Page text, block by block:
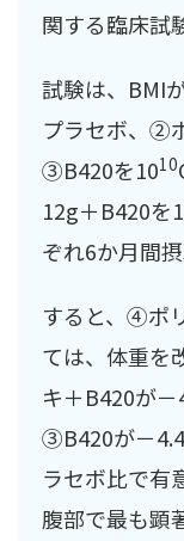
関する臨床試
試験は、BMI
プラセボ、②
③B420を1010
12g＋B420を
ぞれ6か月間
すると、④ポ
ては、体重を
キ＋B420が－
③B420が－
ラセボ比で有
腹部で最も顕